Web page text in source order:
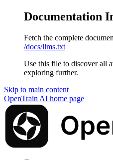
Documentation
Fetch the complete
/docs/llms.txt
Use this file to discover all
exploring further.
Skip to main content
OpenTrain AI home page